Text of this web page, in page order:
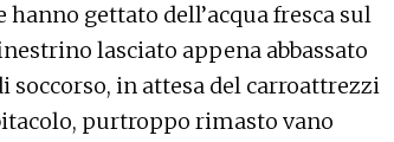
gettato dell’acqua fresca sul
lasciato appena abbassato
in attesa del carroattrezzi
purtroppo rimasto vano